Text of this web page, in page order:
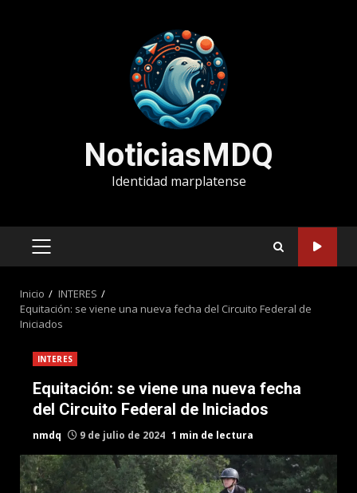
NoticiasMDQ
Identidad marplatense
MENÚ
Inicio
INTERES
Equitación: se viene una nueva fecha del Circuito Federal de
Iniciados
INTERES
Equitación: se viene una nueva fecha
del Circuito Federal de Iniciados
nmdq 9 de julio de 2024 1 min de lectura